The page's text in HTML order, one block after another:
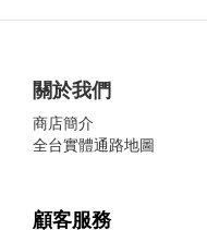
關於我們
商店簡介
全台實體通路地圖
顧客服務